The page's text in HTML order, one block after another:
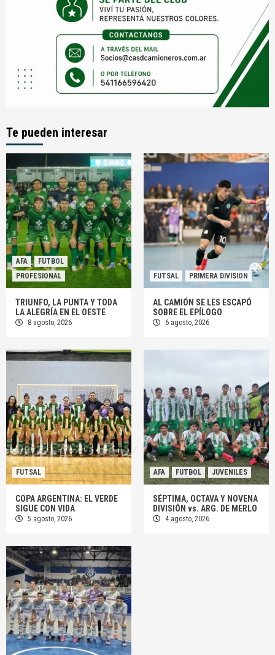
Te pueden interesar
AFA
FUTBOL
PROFESIONAL
TRIUNFO, LA PUNTA Y TODA
LA ALEGRÍA EN EL OESTE
8 agosto, 2026
FUTSAL PRIMERA DIVISION
AL CAMIÓN SE LES ESCAPÓ
SOBRE EL EPÍLOGO
6 agosto, 2026
FUTSAL
COPA ARGENTINA: EL VERDE
SIGUE CON VIDA
5 agosto, 2026
AFA FUTBOL JUVENILES
SÉPTIMA, OCTAVA Y NOVENA
DIVISIÓN vs. ARG. DE MERLO
4 agosto, 2026